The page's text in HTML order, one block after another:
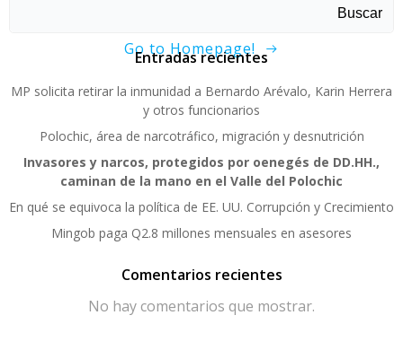
Go to Homepage!
Buscar
Entradas recientes
MP solicita retirar la inmunidad a Bernardo Arévalo, Karin Herrera
y otros funcionarios
Polochic, área de narcotráfico, migración y desnutrición
Invasores y narcos, protegidos por oenegés de DD.HH.,
caminan de la mano en el Valle del Polochic
En qué se equivoca la política de EE. UU. Corrupción y Crecimiento
Mingob paga Q2.8 millones mensuales en asesores
Comentarios recientes
No hay comentarios que mostrar.